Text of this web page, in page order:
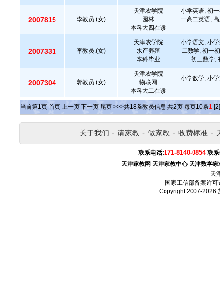
2007815 李教员.(女)
天津农学院
园林
本科大四在读
小学英语, 初
一高二英语,
2007331 李教员.(女)
天津农学院
水产养殖
本科毕业
小学语文, 小
二数学, 初一
初三数学,
2007304 郭教员.(女)
天津农学院
物联网
本科大二在读
小学数学, 小
当前第1页 首页 上一页 下一页 尾页 >>>共18条教员信息 共2页 每页10条1 [2]
关于我们 - 请家教 - 做家教 - 收费标准 -
联系电话:171-8140-0854 联
天津家教网 天津家教中心 天津数学家
天
国家工信部备案许可
Copyright 2007-2026